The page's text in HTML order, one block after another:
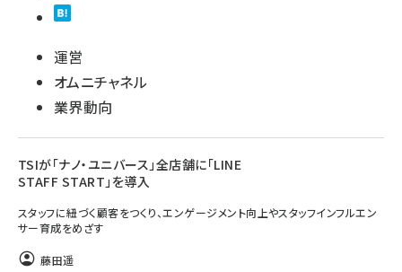
運営
オムニチャネル
業界動向
TSIが「ナノ・ユニバース」全店舗に「LINE
STAFF START」を導入
スタッフに紐づく顧客をつくり、エンゲージメント向上やスタッフインフルエン
サー育成をめざす
藤田遥